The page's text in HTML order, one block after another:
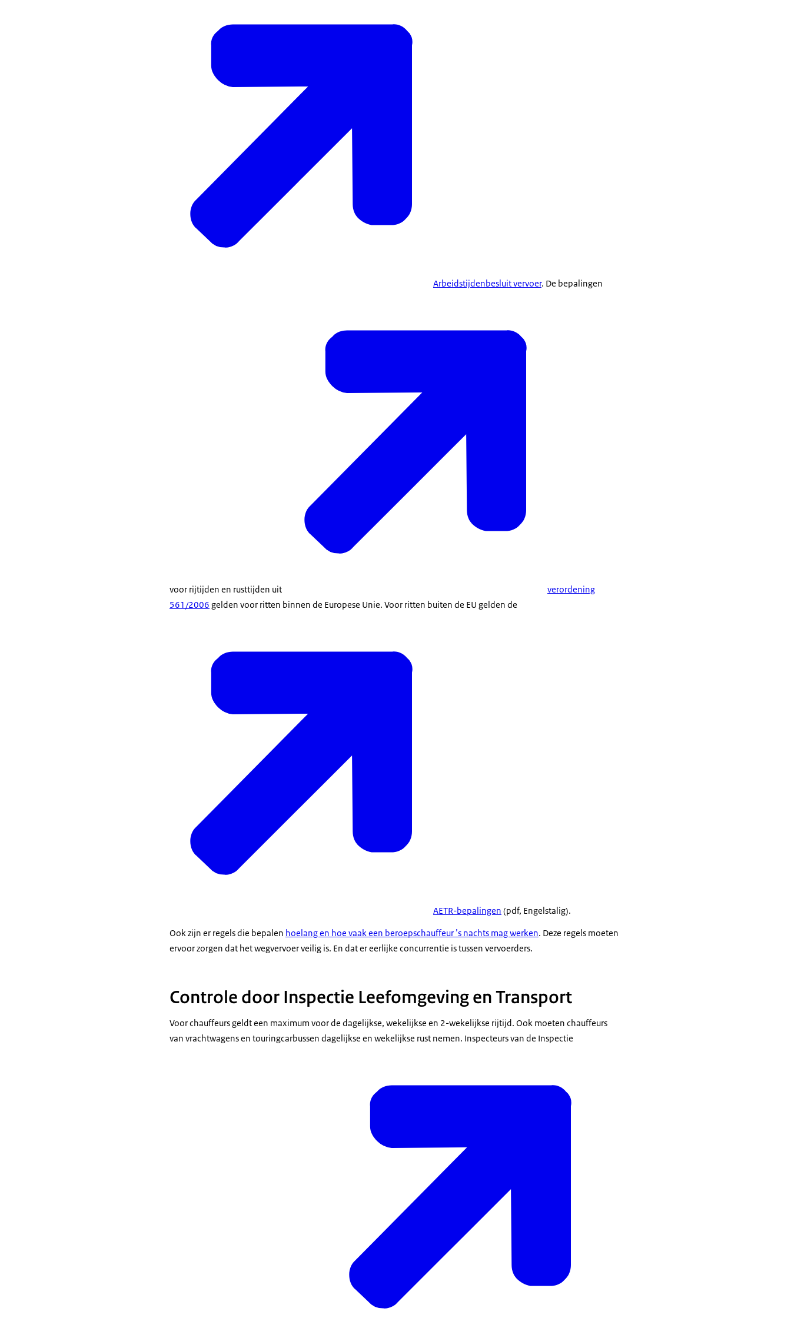
Arbeidstijdenbesluit vervoer. De bepalingen
voor rijtijden en rusttijden uit
verordening
561/2006 gelden voor ritten binnen de Europese Unie. Voor ritten buiten de EU gelden de
AETR-bepalingen (pdf, Engelstalig).
Ook zijn er regels die bepalen hoelang en hoe vaak een beroepschauffeur ’s nachts mag werken. Deze regels moeten
ervoor zorgen dat het wegvervoer veilig is. En dat er eerlijke concurrentie is tussen vervoerders.
Controle door Inspectie Leefomgeving en Transport
Voor chauffeurs geldt een maximum voor de dagelijkse, wekelijkse en 2-wekelijkse rijtijd. Ook moeten chauffeurs
van vrachtwagens en touringcarbussen dagelijkse en wekelijkse rust nemen. Inspecteurs van de Inspectie